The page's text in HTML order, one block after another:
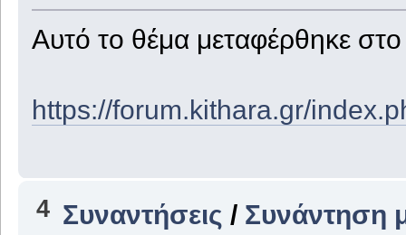
Αυτό το θέμα μεταφέρθηκε
https://forum.kithara.gr/
4 Συναντήσεις / Συνάντηση